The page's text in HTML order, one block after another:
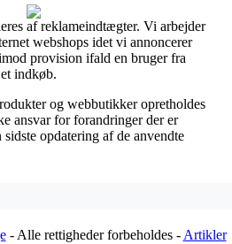
af reklameindtægter. Vi arbejder
webshops idet vi annoncerer
provision ifald en bruger fra
indkøb.
og webbutikker opretholdes
ansvar for forandringer der er
opdatering af de anvendte
- Alle rettigheder forbeholdes - Artikler